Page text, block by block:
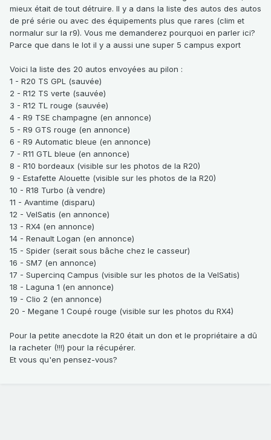
mieux était de tout détruire. Il y a dans la liste des autos des autos
de pré série ou avec des équipements plus que rares (clim et
normalur sur la r9). Vous me demanderez pourquoi en parler ici?
Parce que dans le lot il y a aussi une super 5 campus export
Voici la liste des 20 autos envoyées au pilon :
1 - R20 TS GPL (sauvée)
2 - R12 TS verte (sauvée)
3 - R12 TL rouge (sauvée)
4 - R9 TSE champagne (en annonce)
5 - R9 GTS rouge (en annonce)
6 - R9 Automatic bleue (en annonce)
7 - R11 GTL bleue (en annonce)
8 - R10 bordeaux (visible sur les photos de la R20)
9 - Estafette Alouette (visible sur les photos de la R20)
10 - R18 Turbo (à vendre)
11 - Avantime (disparu)
12 - VelSatis (en annonce)
13 - RX4 (en annonce)
14 - Renault Logan (en annonce)
15 - Spider (serait sous bâche chez le casseur)
16 - SM7 (en annonce)
17 - Supercinq Campus (visible sur les photos de la VelSatis)
18 - Laguna 1 (en annonce)
19 - Clio 2 (en annonce)
20 - Megane 1 Coupé rouge (visible sur les photos du RX4)
Pour la petite anecdote la R20 était un don et le propriétaire a dû
la racheter (!!!) pour la récupérer.
Et vous qu'en pensez-vous?